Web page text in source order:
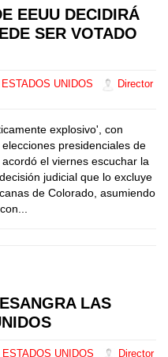
EEUU DECIDIRÁ
SER VOTADO
ESTADOS UNIDOS
Director
explosivo', con
presidenciales de
el viernes escuchar la
judicial que lo excluye
de Colorado, asumiendo
LAS
ESTADOS UNIDOS
Director